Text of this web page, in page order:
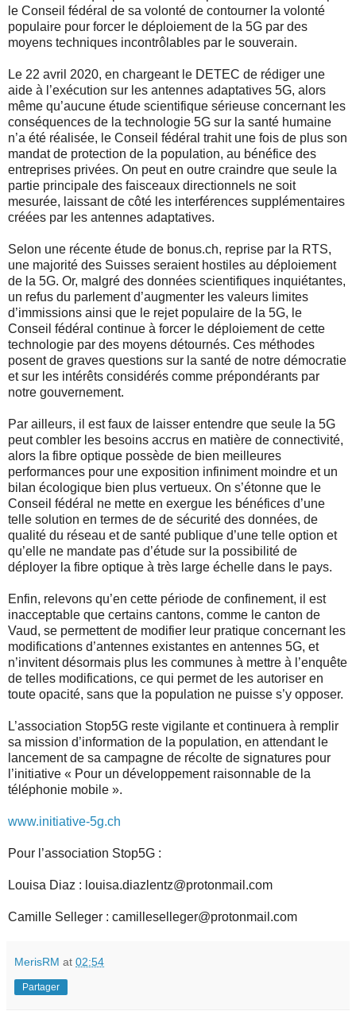
le Conseil fédéral de sa volonté de contourner la volonté
populaire pour forcer le déploiement de la 5G par des
moyens techniques incontrôlables par le souverain.
Le 22 avril 2020, en chargeant le DETEC de rédiger une
aide à l’exécution sur les antennes adaptatives 5G, alors
même qu’aucune étude scientifique sérieuse concernant les
conséquences de la technologie 5G sur la santé humaine
n’a été réalisée, le Conseil fédéral trahit une fois de plus son
mandat de protection de la population, au bénéfice des
entreprises privées. On peut en outre craindre que seule la
partie principale des faisceaux directionnels ne soit
mesurée, laissant de côté les interférences supplémentaires
créées par les antennes adaptatives.
Selon une récente étude de bonus.ch, reprise par la RTS,
une majorité des Suisses seraient hostiles au déploiement
de la 5G. Or, malgré des données scientifiques inquiétantes,
un refus du parlement d’augmenter les valeurs limites
d’immissions ainsi que le rejet populaire de la 5G, le
Conseil fédéral continue à forcer le déploiement de cette
technologie par des moyens détournés. Ces méthodes
posent de graves questions sur la santé de notre démocratie
et sur les intérêts considérés comme prépondérants par
notre gouvernement.
Par ailleurs, il est faux de laisser entendre que seule la 5G
peut combler les besoins accrus en matière de connectivité,
alors la fibre optique possède de bien meilleures
performances pour une exposition infiniment moindre et un
bilan écologique bien plus vertueux. On s’étonne que le
Conseil fédéral ne mette en exergue les bénéfices d’une
telle solution en termes de de sécurité des données, de
qualité du réseau et de santé publique d’une telle option et
qu’elle ne mandate pas d’étude sur la possibilité de
déployer la fibre optique à très large échelle dans le pays.
Enfin, relevons qu’en cette période de confinement, il est
inacceptable que certains cantons, comme le canton de
Vaud, se permettent de modifier leur pratique concernant les
modifications d’antennes existantes en antennes 5G, et
n’invitent désormais plus les communes à mettre à l’enquête
de telles modifications, ce qui permet de les autoriser en
toute opacité, sans que la population ne puisse s’y opposer.
L’association Stop5G reste vigilante et continuera à remplir
sa mission d’information de la population, en attendant le
lancement de sa campagne de récolte de signatures pour
l’initiative « Pour un développement raisonnable de la
téléphonie mobile ».
www.initiative-5g.ch
Pour l’association Stop5G :
Louisa Diaz : louisa.diazlentz@protonmail.com
Camille Selleger : camilleselleger@protonmail.com
MerisRM at 02:54
Partager